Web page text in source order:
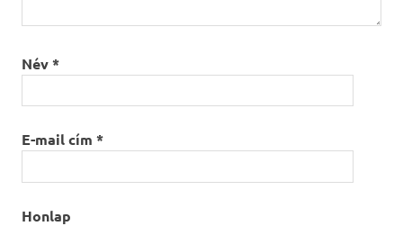
Név*
E-mail cím *
Honlap